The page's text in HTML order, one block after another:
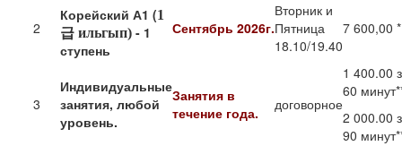
2
Корейский А1 (1
급 ильгып) - 1
ступень
Сентябрь 2026г.
Вторник и
Пятница
18.10/19.40
7 600,00 *
3
Индивидуальные
занятия, любой
уровень.
Занятия в
течение года.
договорное
1 400.00
60
2 000.00
90